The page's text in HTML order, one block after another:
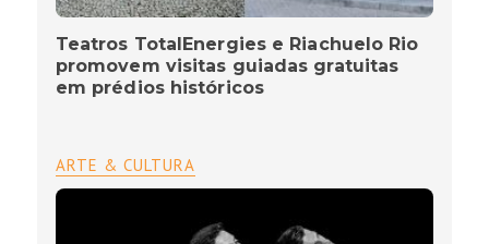
Teatros TotalEnergies e Riachuelo Rio
promovem visitas guiadas gratuitas
em prédios históricos
ARTE & CULTURA